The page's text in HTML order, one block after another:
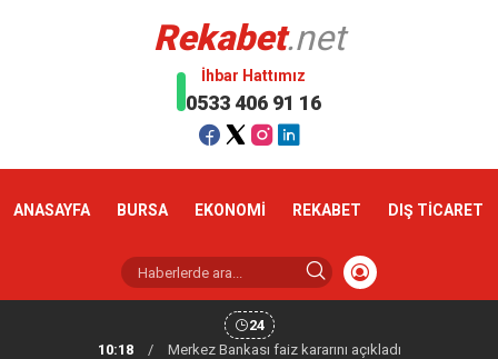
Rekabet.net
İhbar Hattımız
0533 406 91 16
ANASAYFA BURSA EKONOMİ REKABET DIŞ TİCARET
24
10:18
/ Merkez Bankası faiz kararını açıkladı